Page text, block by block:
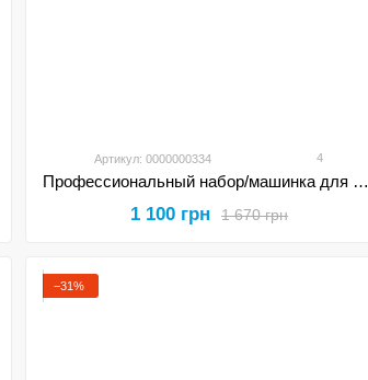
Артикул: 0000000334 4
Профессиональный набор/машинка для стрижки волос 6 в 1 VGR V-106
1 670 грн
1 100 грн
−31%